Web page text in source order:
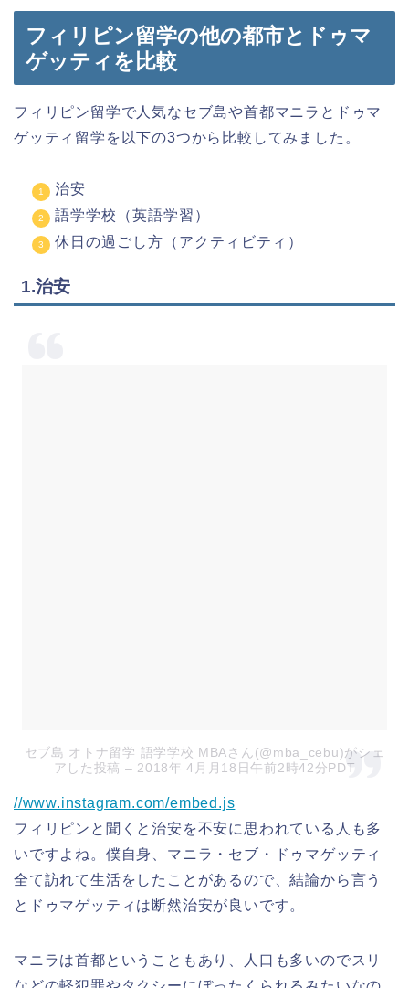
フィリピン留学の他の都市とドゥマ
ゲッティを比較
フィリピン留学で人気なセブ島や首都マニラとドゥマ
ゲッティ留学を以下の3つから比較してみました。
治安
語学学校（英語学習）
休日の過ごし方（アクティビティ）
1.治安
セブ島 オトナ留学 語学学校 MBAさん(@mba_cebu)がシェ
アした投稿 – 2018年 4月月18日午前2時42分PDT
//www.instagram.com/embed.js
フィリピンと聞くと治安を不安に思われている人も多
いですよね。僕自身、マニラ・セブ・ドゥマゲッティ
全て訪れて生活をしたことがあるので、結論から言う
とドゥマゲッティは断然治安が良いです。
マニラは首都ということもあり、人口も多いのでスリ